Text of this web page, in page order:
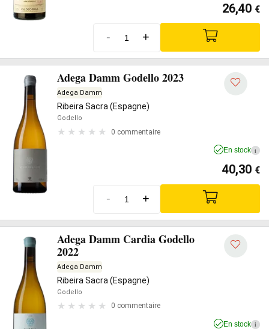
26,40 €
- +
Adega Damm Godello 2023
Adega Damm
Ribeira Sacra (Espagne)
Godello
0 commentaire
En stock i
40,30 €
- +
Adega Damm Cardia Godello
2022
Adega Damm
Ribeira Sacra (Espagne)
Godello
0 commentaire
En stock i